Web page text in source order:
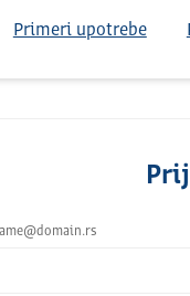
Primeri upotrebe